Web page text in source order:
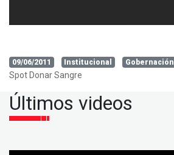
09/06/2011 Institucional Gobernación
Spot Donar Sangre
Últimos videos